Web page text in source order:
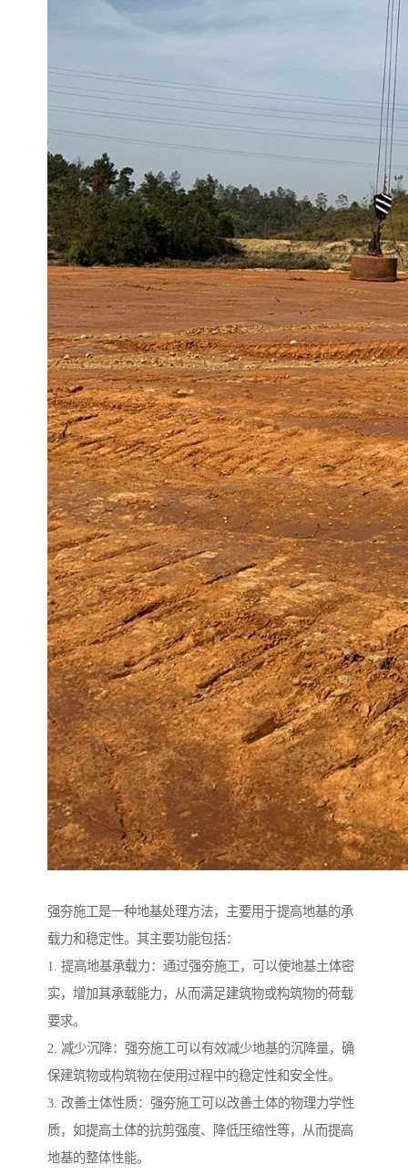
强夯施工是一种地基处理方法，主要用于提高地基的承
载力和稳定性。其主要功能包括：
1. 提高地基承载力：通过强夯施工，可以使地基土体密
实，增加其承载能力，从而满足建筑物或构筑物的荷载
要求。
2. 减少沉降：强夯施工可以有效减少地基的沉降量，确
保建筑物或构筑物在使用过程中的稳定性和安全性。
3. 改善土体性质：强夯施工可以改善土体的物理力学性
质，如提高土体的抗剪强度、降低压缩性等，从而提高
地基的整体性能。